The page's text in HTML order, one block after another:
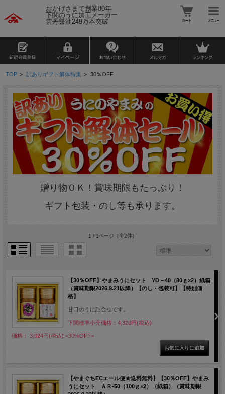
おかげさまで創業80年
下関のうに加工メーカー
雲丹醤油249万本突破
TOP > 訳ありギフト解体特集 > 30％OFF
贈り物ＯＫ！賞味期限もたっぷり！
ギフト包装・のし等も承ります。
1 / 1ページ（全2件）
【30％OFF】やまみうにセット YD－40（80ｇ×2）紙箱
（賞味期限2026.9.21以降）【のし・包装可】【特別価
格】
甘口のうに詰合せです。
下関標準小売価格：4,320円(税込)
価格： 3,024円(税込) <30%OFF>
【やまぐちECエール便★送料無料】【30％OFF】やまみ
うにセット ＡＲ-50（100ｇ×2）（紙箱）（賞味期限